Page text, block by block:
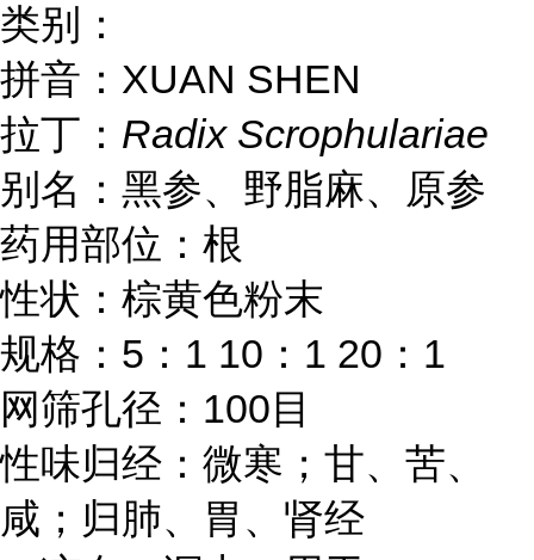
类别：
拼音：XUAN SHEN
拉丁： Radix Scrophulariae
别名：黑参、野脂麻、原参
药用部位：根
性状：棕黄色粉末
规格：5：1 10：1 20：1
网筛孔径：100目
性味归经：微寒；甘、苦、
咸；归肺、胃、肾经